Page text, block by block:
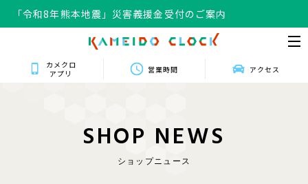
「令和8年熊本地震」災害義援金受付のご案内
カメクロ
アプリ
営業時間 アクセス
SHOP NEWS
ショップニュース